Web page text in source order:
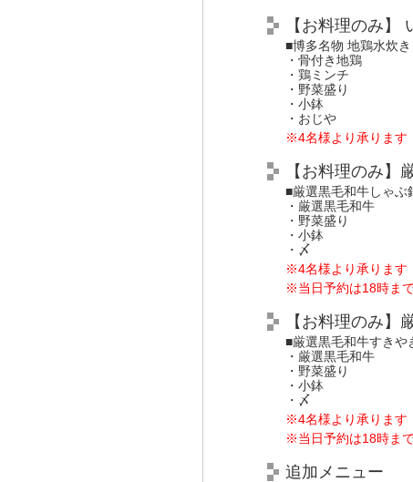
【お料理のみ】
■博多名物 地鶏水炊き
・骨付き地鶏
・鶏ミンチ
・野菜盛り
・小鉢
・おじや
※4名様より承ります
【お料理のみ】
■厳選黒毛和牛しゃぶ
・厳選黒毛和牛
・野菜盛り
・小鉢
・〆
※4名様より承ります
※当日予約は18時ま
【お料理のみ】
■厳選黒毛和牛すきや
・厳選黒毛和牛
・野菜盛り
・小鉢
・〆
※4名様より承ります
※当日予約は18時ま
追加メニュー